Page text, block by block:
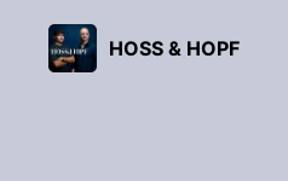
HOSS & HOPF